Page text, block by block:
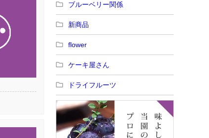
ブルーベリー関係
新商品
flower
ケーキ屋さん
ドライフルーツ